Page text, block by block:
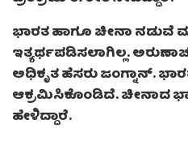
ಭಾರತ ಹಾಗೂ ಚೀನಾ ನಡುವೆ
ಇತ್ಯರ್ಥಪಡಿಸಲಾಗಿಲ್ಲ.
ಅಧಿಕೃತ ಹೆಸರು ಜಂಗ್ನಾನ್.
ಆಕ್ರಮಿಸಿಕೊಂಡಿದೆ. ಚೀನಾದ
ಹೇಳಿದ್ದಾರೆ.